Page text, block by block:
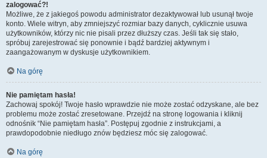
zalogować?!
Możliwe, że z jakiegoś powodu administrator dezaktywował lub usunął twoje
konto. Wiele witryn, aby zmniejszyć rozmiar bazy danych, cyklicznie usuwa
użytkowników, którzy nic nie pisali przez dłuższy czas. Jeśli tak się stało,
spróbuj zarejestrować się ponownie i bądź bardziej aktywnym i
zaangażowanym w dyskusje użytkownikiem.
Na górę
Nie pamiętam hasła!
Zachowaj spokój! Twoje hasło wprawdzie nie może zostać odzyskane, ale bez
problemu może zostać zresetowane. Przejdź na stronę logowania i kliknij
odnośnik “Nie pamiętam hasła”. Postępuj zgodnie z instrukcjami, a
prawdopodobnie niedługo znów będziesz móc się zalogować.
Na górę